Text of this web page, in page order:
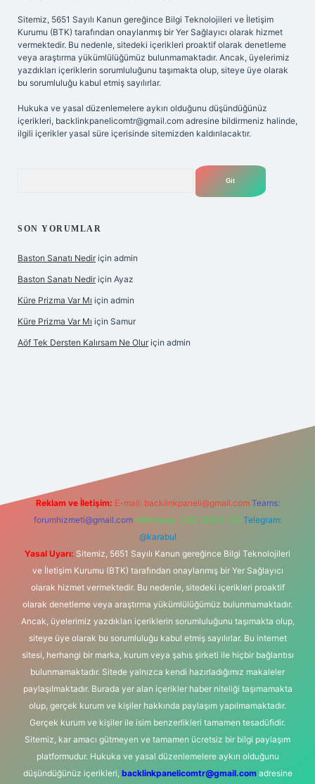
Sitemiz, 5651 Sayılı Kanun gereğince Bilgi Teknolojileri ve İletişim
Kurumu (BTK) tarafından onaylanmış bir Yer Sağlayıcı olarak hizmet
vermektedir. Bu nedenle, sitedeki içerikleri proaktif olarak denetleme
veya araştırma yükümlülüğümüz bulunmamaktadır. Ancak, üyelerimiz
yazdıkları içeriklerin sorumluluğunu taşımakta olup, siteye üye olarak
bu sorumluluğu kabul etmiş sayılırlar.
Hukuka ve yasal düzenlemelere aykırı olduğunu düşündüğünüz
içerikleri, backlinkpanelicomtr@gmail.com adresine bildirmeniz halinde,
ilgili içerikler yasal süre içerisinde sitemizden kaldırılacaktır.
SON YORUMLAR
Baston Sanatı Nedir için admin
Baston Sanatı Nedir için Ayaz
Küre Prizma Var Mı için admin
Küre Prizma Var Mı için Samur
Aöf Tek Dersten Kalırsam Ne Olur için admin
Reklam ve İletişim: E-mail: backlinkpaneli@gmail.com Teams:
forumhizmeti@gmail.com Whatsapp: 0262 606 0 726 Telegram:
@karabul
Yasal Uyarı: Sitemiz, 5651 Sayılı Kanun gereğince Bilgi Teknolojileri
ve İletişim Kurumu (BTK) tarafından onaylanmış bir Yer Sağlayıcı
olarak hizmet vermektedir. Bu nedenle, sitedeki içerikleri proaktif
olarak denetleme veya araştırma yükümlülüğümüz bulunmamaktadır.
Ancak, üyelerimiz yazdıkları içeriklerin sorumluluğunu taşımakta olup,
siteye üye olarak bu sorumluluğu kabul etmiş sayılırlar. Bu internet
sitesi, herhangi bir marka, kurum veya şahıs şirketi ile hiçbir bağlantısı
bulunmamaktadır. Sitede yalnızca kendi hazırladığımız makaleler
paylaşılmaktadır. Burada yer alan içerikler haber niteliği taşımamakta
olup, gerçek kurum ve kişiler hakkında paylaşım yapılmamaktadır.
Gerçek kurum ve kişiler ile isim benzerlikleri tamamen tesadüfidir.
Sitemiz, kar amacı gütmeyen ve tamamen ücretsiz bir bilgi paylaşım
platformudur. Hukuka ve yasal düzenlemelere aykırı olduğunu
düşündüğünüz içerikleri, backlinkpanelicomtr@gmail.comadresine